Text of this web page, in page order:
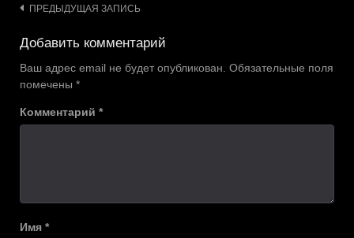
Навигация
записям
ПРЕДЫДУЩАЯ ЗАПИСЬ
Добавить комментарий
Ваш адрес email не будет опубликован. Обязательные поля
помечены *
Комментарий *
Имя *